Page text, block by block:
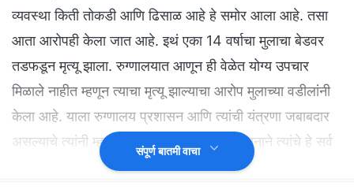
व्यवस्था किती तोकडी आणि ढिसाळ आहे हे समोर आला आहे. तसा
आता आरोपही केला जात आहे. इथं एका 14 वर्षाचा मुलाचा बेडवर
तडफडून मृत्यू झाला. रुग्णालयात आणून ही वेळेत योग्य उपचार
मिळाले नाहीत म्हणून त्याचा मृत्यू झाल्याचा आरोप मुलाच्या वडीलांनी
केला आहे. याला रुग्णालय प्रशासन आणि त्यांची यंत्रणा जबाबदार
असल्याचे त्यांनी म्हटले आहे. पण रुग्णालय प्रशासनाने त्यांचे हे सर्व
आरोप फेटाळून लावले आहे. शिवाय उपचार केल्याचा दावा ही केला
संपूर्ण बातमी वाचा